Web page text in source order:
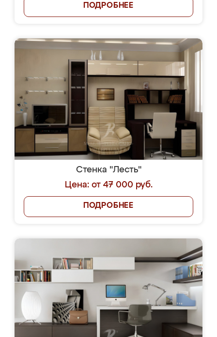
ПОДРОБНЕЕ
Стенка "Лесть"
Цена: от 47 000 руб.
ПОДРОБНЕЕ